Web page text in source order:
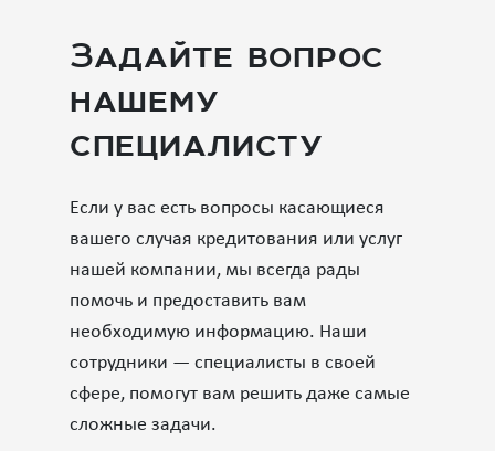
Задайте вопрос
нашему
специалисту
Если у вас есть вопросы касающиеся
вашего случая кредитования или услуг
нашей компании, мы всегда рады
помочь и предоставить вам
необходимую информацию. Наши
сотрудники — специалисты в своей
сфере, помогут вам решить даже самые
сложные задачи.